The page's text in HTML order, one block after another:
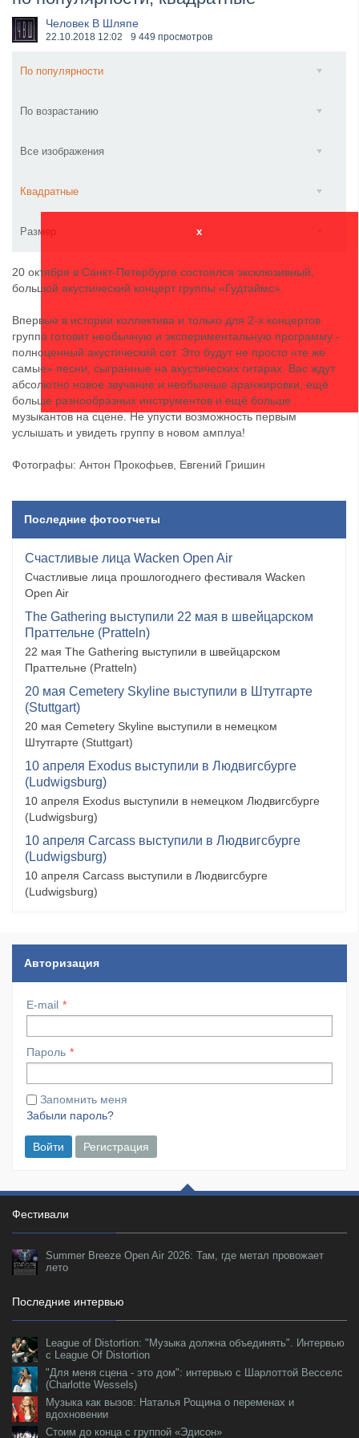
​Anthrax выпустили новый сингл и клип «Everybod...
Человек В Шляпе
22.10.2018 12:02 9 449 просмотров
По популярности
По возрастанию
Все изображения
Квадратные
Размер x
20 октября в Санкт-Петербурге состоялся эксклюзивный,
большой акустический концерт группы «Гудтаймс».
Впервые в истории коллектива и только для 2-х концертов
группа готовит необычную и экспериментальную программу -
полноценный акустический сет. Это будут не просто «те же
самые» песни, сыгранные на акустических гитарах. Вас ждут
абсолютно новое звучание и необычные аранжировки, ещё
больше разнообразных инструментов и ещё больше
музыкантов на сцене. Не упусти возможность первым
услышать и увидеть группу в новом амплуа!
Фотографы: Антон Прокофьев, Евгений Гришин
Последние фотоотчеты
Счастливые лица Wacken Open Air
Счастливые лица прошлогоднего фестиваля Wacken
Open Air
The Gathering выступили 22 мая в швейцарском
Праттельне (Pratteln)
22 мая The Gathering выступили в швейцарском
Праттельне (Pratteln)
20 мая Cemetery Skyline выступили в Штутгарте
(Stuttgart)
20 мая Cemetery Skyline выступили в немецком
Штутгарте (Stuttgart)
10 апреля Exodus выступили в Людвигсбурге
(Ludwigsburg)
10 апреля Exodus выступили в немецком Людвигсбурге
(Ludwigsburg)
10 апреля Carcass выступили в Людвигсбурге
(Ludwigsburg)
10 апреля Carcass выступили в Людвигсбурге
(Ludwigsburg)
Авторизация
E-mail
Пароль
Запомнить меня
Забыли пароль?
Войти Регистрация
Фестивали
Summer Breeze Open Air 2026: Там, где метал провожает
лето
Последние интервью
League of Distortion: "Музыка должна объединять". Интервью
с League Of Distortion
"Для меня сцена - это дом": интервью с Шарлоттой Весселс
(Charlotte Wessels)
Музыка как вызов: Наталья Рощина о переменах и
вдохновении
Стоим до конца с группой «Эдисон»